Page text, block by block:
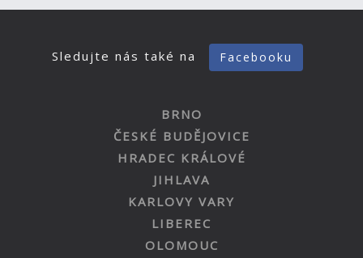
Sledujte nás také na Facebooku
BRNO
ČESKÉ BUDĚJOVICE
HRADEC KRÁLOVÉ
JIHLAVA
KARLOVY VARY
LIBEREC
OLOMOUC